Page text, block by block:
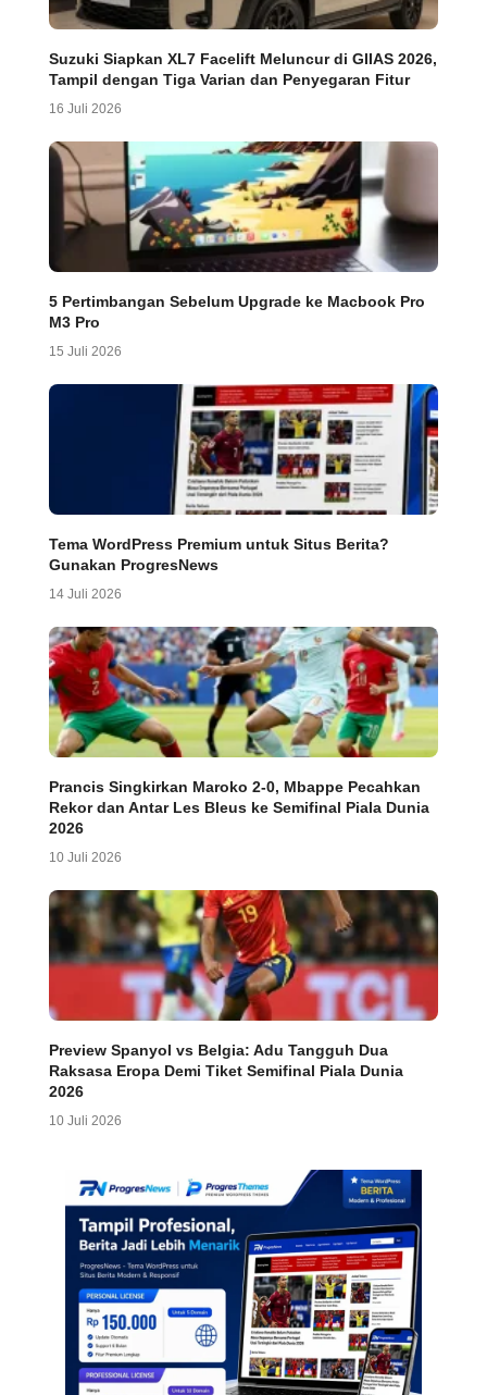
Suzuki Siapkan XL7 Facelift Meluncur di GIIAS 2026,
Tampil dengan Tiga Varian dan Penyegaran Fitur
16 Juli 2026
5 Pertimbangan Sebelum Upgrade ke Macbook Pro
M3 Pro
15 Juli 2026
Tema WordPress Premium untuk Situs Berita?
Gunakan ProgresNews
14 Juli 2026
Prancis Singkirkan Maroko 2-0, Mbappe Pecahkan
Rekor dan Antar Les Bleus ke Semifinal Piala Dunia
2026
10 Juli 2026
Preview Spanyol vs Belgia: Adu Tangguh Dua
Raksasa Eropa Demi Tiket Semifinal Piala Dunia
2026
10 Juli 2026